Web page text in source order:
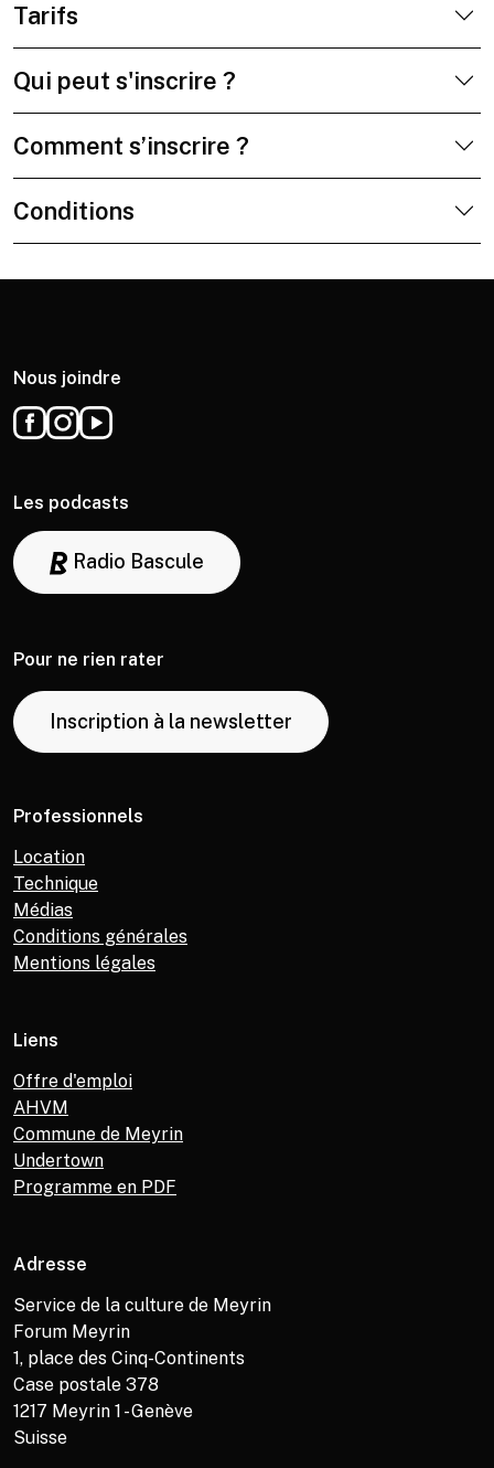
Tarifs
Qui peut s'inscrire ?
Comment s’inscrire ?
Conditions
Nous joindre
Les podcasts
Radio Bascule
Pour ne rien rater
Inscription à la newsletter
Professionnels
Location
Technique
Médias
Conditions générales
Mentions légales
Liens
Offre d'emploi
AHVM
Commune de Meyrin
Undertown
Programme en PDF
Adresse
Service de la culture de Meyrin
Forum Meyrin
1, place des Cinq-Continents
Case postale 378
1217 Meyrin 1 - Genève
Suisse